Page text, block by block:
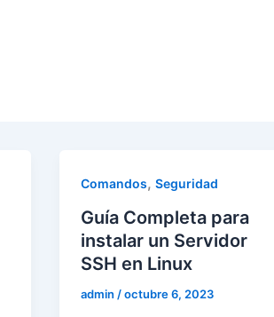
Comandos,Seguridad
Guía Completa para
instalar un Servidor
SSH en Linux
admin /octubre 6, 2023